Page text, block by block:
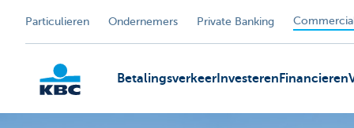
Particulieren Ondernemers Private Banking
Betalingsverkeer Investeren Financieren